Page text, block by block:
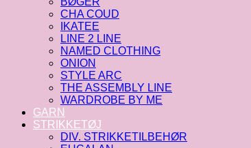
CHA COUD
IKATEE
LINE 2 LINE
NAMED CLOTHING
ONION
STYLE ARC
THE ASSEMBLY LINE
WARDROBE BY ME
GARN
STRIKKETØJ
DIV. STRIKKETILBEHØR